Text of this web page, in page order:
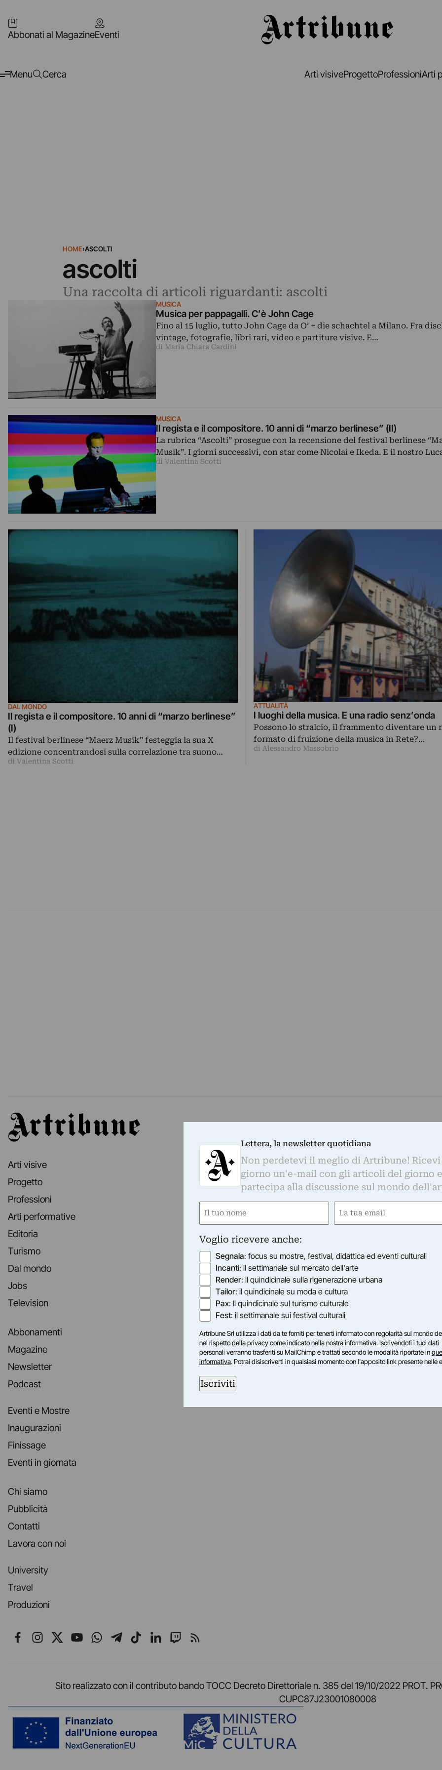
Abbonati al MagazineEventi
Menu Cerca Arti visiveProgettoProfessioniArti
HOME›ASCOLTI
ascolti
Una raccolta di articoli riguardanti: ascolti
MUSICA
Musica per pappagalli. C’è John Cage
Fino al 15 luglio, tutto John Cage da O’ + die schachtel a Milano. Fra
vintage, fotografie, libri rari, video e partiture visive. E…
di Maria Chiara Cardini
MUSICA
Il regista e il compositore. 10 anni di “marzo berlinese” (II)
La rubrica “Ascolti” prosegue con la recensione del festival berlinese
Musik”. I giorni successivi, con star come Nicolai e Ikeda. E il nostro
di Valentina Scotti
DAL MONDO
Il regista e il compositore. 10 anni di “marzo berlinese”
(I)
Il festival berlinese “Maerz Musik” festeggia la sua X
edizione concentrandosi sulla correlazione tra suono…
di Valentina Scotti
ATTUALITÀ
I luoghi della musica. E una radio senz’onda
Possono lo stralcio, il frammento diventare un
formato di fruizione della musica in Rete?…
di Alessandro Massobrio
Artribune
Arti visive
Progetto
Professioni
Arti performative
Editoria
Turismo
Dal mondo
Jobs
Television
Abbonamenti
Magazine
Newsletter
Podcast
Eventi e Mostre
Inaugurazioni
Finissage
Eventi in giornata
Chi siamo
Pubblicità
Contatti
Lavora con noi
University
Travel
Produzioni
Seguici su Facebook
Seguici su Instagram
Seguici su X
Seguici su YouTube
Seguici su WhatsApp
Seguici su Telegram
Seguici su TikTok
Seguici su LinkedIn
Seguici su Twitch
Seguici su Rss
Sito realizzato con il contributo bando TOCC Decreto Direttoriale n. 385 del 19/10/2022 PROT.
CUPC87J23001080008
Lettera, la newsletter quotidiana
Non perdetevi il meglio di Artribune!
giorno un'e-mail con gli articoli del giorno
partecipa alla discussione sul mondo
Nome
Email
Voglio ricevere anche:
Segnala: focus su mostre, festival, didattica ed eventi culturali
Incanti: il settimanale sul mercato dell'arte
Render: il quindicinale sulla rigenerazione urbana
Tailor: il quindicinale su moda e cultura
Pax: Il quindicinale sul turismo culturale
Fest: il settimanale sui festival culturali
Artribune Srl utilizza i dati da te forniti per tenerti informato con regolarità sul mondo
nel rispetto della privacy come indicato nellanostra informativa. Iscrivendoti i tuoi dati
personali verranno trasferiti su MailChimp e trattati secondo le modalità riportate in
informativa. Potrai disiscriverti in qualsiasi momento con l'apposito link presente nelle
Iscriviti